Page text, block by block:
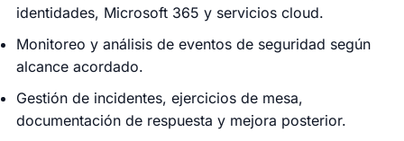
identidades, Microsoft 365 y servicios cloud.
Monitoreo y análisis de eventos de seguridad según
alcance acordado.
Gestión de incidentes, ejercicios de mesa,
documentación de respuesta y mejora posterior.